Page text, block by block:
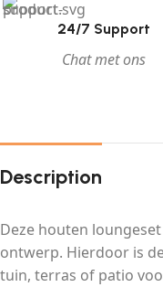
24/7 Support
Chat met ons
Description
Deze houten
ontwerp. Hierdoor is
tuin, terras of patio